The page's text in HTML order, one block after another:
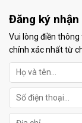
Đăng ký nhận
Vui lòng điền
chính xác nhất từ